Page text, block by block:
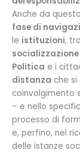
Anche da
fase di
le istituzioni,
socializzazione
Politica e i
distanza che
coinvolgimento
– e nello
processo di
e, perfino, nel
delle istanze